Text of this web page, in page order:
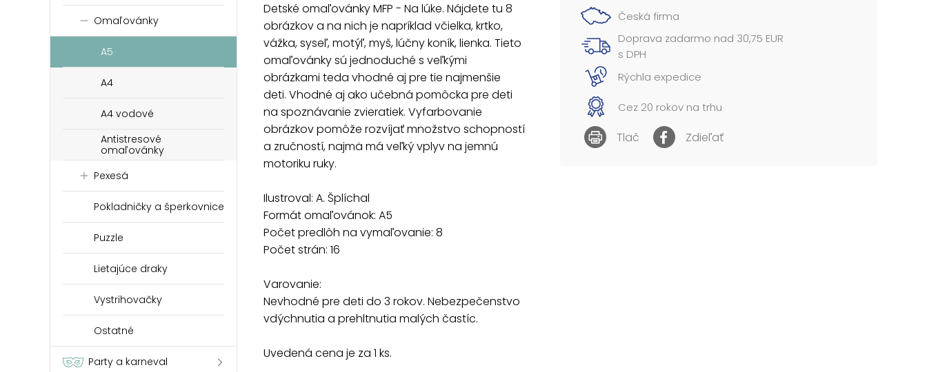
Omaľovánky
A5
A4
A4 vodové
Antistresové
omaľovánky
Pexesá
Pokladničky a šperkovnice
Puzzle
Lietajúce draky
Vystrihovačky
Ostatné
Party a karneval
Ilustroval: A. Šplíchal
Formát omaľovánok: A5
Počet predlôh na vymaľovanie: 8
Počet strán: 16
Varovanie:
Nevhodné pre deti do 3 rokov. Nebezpečenstvo
vdýchnutia a prehltnutia malých častíc.
Uvedená cena je za 1 ks....
Detské omaľovánky MFP - Na lúke. Nájdete tu 8
obrázkov a na nich je napríklad včielka, krtko,
vážka, syseľ, motýľ, myš, lúčny koník, lienka. Tieto
omaľovánky sú jednoduché s veľkými
obrázkami teda vhodné aj pre tie najmenšie
deti. Vhodné aj ako učebná pomôcka pre deti
na spoznávanie zvieratiek. Vyfarbovanie
obrázkov pomôže rozvíjať množstvo schopností
a zručností, najmä má veľký vplyv na jemnú
motoriku ruky.
Ilustroval: A. Šplíchal
Formát omaľovánok: A5
Počet predlôh na vymaľovanie: 8
Počet strán: 16
Varovanie:
Nevhodné pre deti do 3 rokov. Nebezpečenstvo
vdýchnutia a prehltnutia malých častíc.
Uvedená cena je za 1 ks.
Česká firma
Doprava zadarmo nad 30,75 EUR
s DPH
Rýchla expedice
Cez 20 rokov na trhu
Tlač Zdieľať